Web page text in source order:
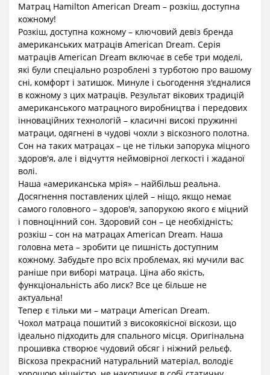
Матрац Hamilton American Dream – розкіш, доступна
кожному!
Розкіш, доступна кожному – ключовий девіз бренда
американських матраців American Dream. Серія
матраців American Dream включає в себе три моделі,
які були спеціально розроблені з турботою про вашому
сні, комфорт і затишок. Минуле і сьогодення з'єдналися
в кожному з цих матраців. Результат вікових традицій
американського матрацного виробництва і передових
інноваційних технологій – класичні високі пружинні
матраци, одягнені в чудові чохли з віскозного полотна.
Сон на таких матрацах – це не тільки запорука міцного
здоров'я, але і відчуття неймовірної легкості і жаданої
волі.
Наша «американська мрія» – найбільш реальна.
Досягнення поставлених цілей – ніщо, якщо немає
самого головного – здоров'я, запорукою якого є міцний
і повноцінний сон. Здоровий сон – це необхідність;
розкіш – сон на матрацах American Dream. Наша
головна мета – зробити це пишність доступним
кожному. Забудьте про всіх проблемах, які мучили вас
раніше при виборі матраца. Ціна або якість,
функціональність або лиск? Все це більше не
актуальна!
Тепер є тільки ми – матраци American Dream.
Чохол матраца пошитий з високоякісної віскози, що
ідеально підходить для спального місця. Оригінальна
прошивка створює чудовий обсяг і ніжний рельєф.
Віскоза прекрасний натуральний матеріал, володіє